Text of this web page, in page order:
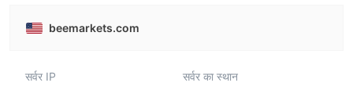
beemarkets.com
सर्वर IP
सर्वर का स्थान